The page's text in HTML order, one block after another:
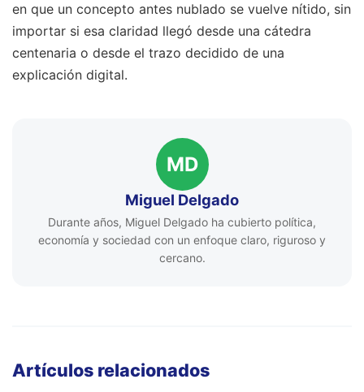
en que un concepto antes nublado se vuelve nítido, sin
importar si esa claridad llegó desde una cátedra
centenaria o desde el trazo decidido de una
explicación digital.
MD
Miguel Delgado
Durante años, Miguel Delgado ha cubierto política,
economía y sociedad con un enfoque claro, riguroso y
cercano.
Artículos relacionados